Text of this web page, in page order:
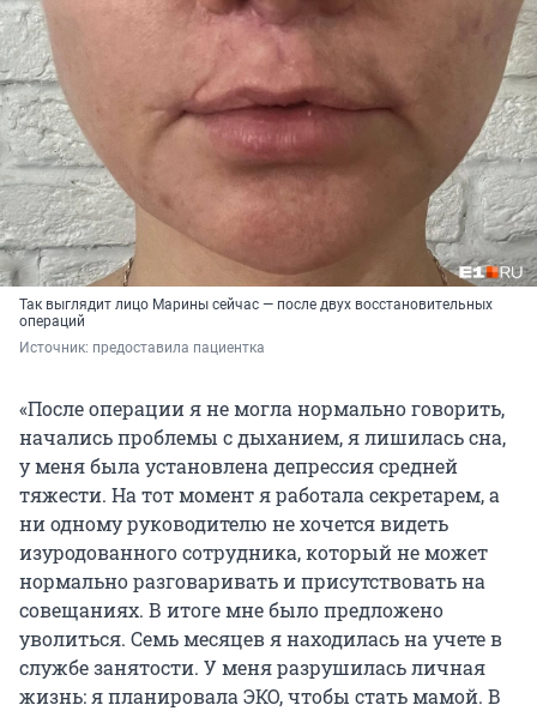
Так выглядит лицо Марины сейчас — после двух восстановительных
операций
Источник: предоставила пациентка
«После операции я не могла нормально говорить,
начались проблемы с дыханием, я лишилась сна,
у меня была установлена депрессия средней
тяжести. На тот момент я работала секретарем, а
ни одному руководителю не хочется видеть
изуродованного сотрудника, который не может
нормально разговаривать и присутствовать на
совещаниях. В итоге мне было предложено
уволиться. Семь месяцев я находилась на учете в
службе занятости. У меня разрушилась личная
жизнь: я планировала ЭКО, чтобы стать мамой. В